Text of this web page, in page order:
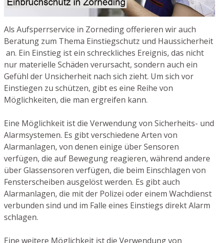
Als Aufsperrservice in Zorneding offerieren wir auch
Beratung zum Thema Einstiegschutz und Haussicherheit
an. Ein Einstieg ist ein schreckliches Ereignis, das nicht
nur materielle Schäden verursacht, sondern auch ein
Gefühl der Unsicherheit nach sich zieht. Um sich vor
Einstiegen zu schützen, gibt es eine Reihe von
Möglichkeiten, die man ergreifen kann.
Eine Möglichkeit ist die Verwendung von Sicherheits- und
Alarmsystemen. Es gibt verschiedene Arten von
Alarmanlagen, von denen einige über Sensoren
verfügen, die auf Bewegung reagieren, während andere
über Glassensoren verfügen, die beim Einschlagen von
Fensterscheiben ausgelöst werden. Es gibt auch
Alarmanlagen, die mit der Polizei oder einem Wachdienst
verbunden sind und im Falle eines Einstiegs direkt Alarm
schlagen.
Eine weitere Möglichkeit ist die Verwendung von